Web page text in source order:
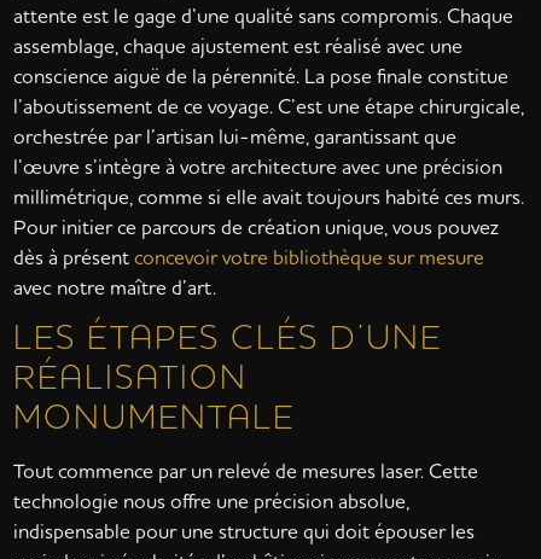
attente est le gage d’une qualité sans compromis. Chaque
assemblage, chaque ajustement est réalisé avec une
conscience aiguë de la pérennité. La pose finale constitue
l’aboutissement de ce voyage. C’est une étape chirurgicale,
orchestrée par l’artisan lui-même, garantissant que
l’œuvre s’intègre à votre architecture avec une précision
millimétrique, comme si elle avait toujours habité ces murs.
Pour initier ce parcours de création unique, vous pouvez
dès à présentconcevoir votre bibliothèque sur mesure
avec notre maître d’art.
LES ÉTAPES CLÉS D’UNE
RÉALISATION
MONUMENTALE
Tout commence par un relevé de mesures laser. Cette
technologie nous offre une précision absolue,
indispensable pour une structure qui doit épouser les